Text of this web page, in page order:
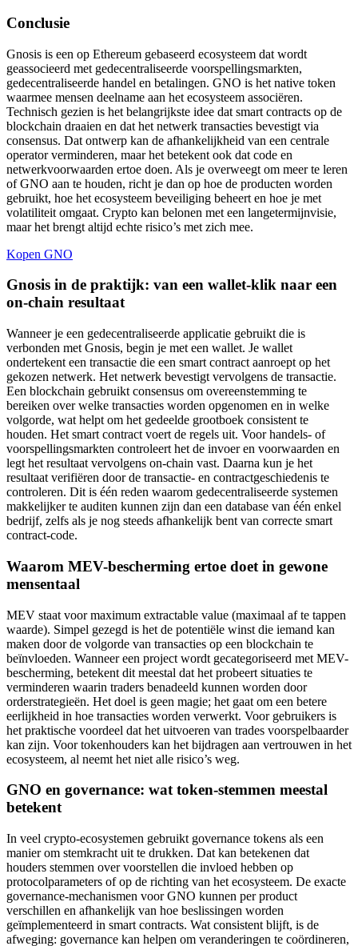
Conclusie
Gnosis is een op Ethereum gebaseerd ecosysteem dat wordt
geassocieerd met gedecentraliseerde voorspellingsmarkten,
gedecentraliseerde handel en betalingen. GNO is het native token
waarmee mensen deelname aan het ecosysteem associëren.
Technisch gezien is het belangrijkste idee dat smart contracts op de
blockchain draaien en dat het netwerk transacties bevestigt via
consensus. Dat ontwerp kan de afhankelijkheid van een centrale
operator verminderen, maar het betekent ook dat code en
netwerkvoorwaarden ertoe doen. Als je overweegt om meer te leren
of GNO aan te houden, richt je dan op hoe de producten worden
gebruikt, hoe het ecosysteem beveiliging beheert en hoe je met
volatiliteit omgaat. Crypto kan belonen met een langetermijnvisie,
maar het brengt altijd echte risico’s met zich mee.
Kopen GNO
Gnosis in de praktijk: van een wallet-klik naar een
on-chain resultaat
Wanneer je een gedecentraliseerde applicatie gebruikt die is
verbonden met Gnosis, begin je met een wallet. Je wallet
ondertekent een transactie die een smart contract aanroept op het
gekozen netwerk. Het netwerk bevestigt vervolgens de transactie.
Een blockchain gebruikt consensus om overeenstemming te
bereiken over welke transacties worden opgenomen en in welke
volgorde, wat helpt om het gedeelde grootboek consistent te
houden. Het smart contract voert de regels uit. Voor handels- of
voorspellingsmarkten controleert het de invoer en voorwaarden en
legt het resultaat vervolgens on-chain vast. Daarna kun je het
resultaat verifiëren door de transactie- en contractgeschiedenis te
controleren. Dit is één reden waarom gedecentraliseerde systemen
makkelijker te auditen kunnen zijn dan een database van één enkel
bedrijf, zelfs als je nog steeds afhankelijk bent van correcte smart
contract-code.
Waarom MEV-bescherming ertoe doet in gewone
mensentaal
MEV staat voor maximum extractable value (maximaal af te tappen
waarde). Simpel gezegd is het de potentiële winst die iemand kan
maken door de volgorde van transacties op een blockchain te
beïnvloeden. Wanneer een project wordt gecategoriseerd met MEV-
bescherming, betekent dit meestal dat het probeert situaties te
verminderen waarin traders benadeeld kunnen worden door
orderstrategieën. Het doel is geen magie; het gaat om een betere
eerlijkheid in hoe transacties worden verwerkt. Voor gebruikers is
het praktische voordeel dat het uitvoeren van trades voorspelbaarder
kan zijn. Voor tokenhouders kan het bijdragen aan vertrouwen in het
ecosysteem, al neemt het niet alle risico’s weg.
GNO en governance: wat token-stemmen meestal
betekent
In veel crypto-ecosystemen gebruikt governance tokens als een
manier om stemkracht uit te drukken. Dat kan betekenen dat
houders stemmen over voorstellen die invloed hebben op
protocolparameters of op de richting van het ecosysteem. De exacte
governance-mechanismen voor GNO kunnen per product
verschillen en afhankelijk van hoe beslissingen worden
geïmplementeerd in smart contracts. Wat consistent blijft, is de
afweging: governance kan helpen om veranderingen te coördineren,